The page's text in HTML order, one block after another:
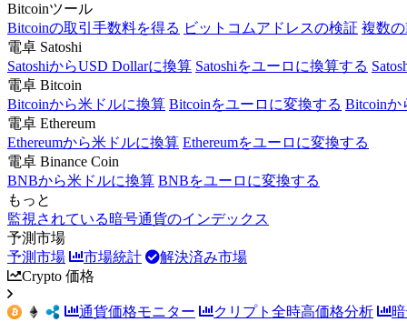
Bitcoinツール
Bitcoinの取引手数料を得る ビットコムアドレスの検証 複数
電卓 Satoshi
SatoshiからUSD Dollarに換算 Satoshiをユーロに換算する
電卓 Bitcoin
Bitcoinから米ドルに換算 Bitcoinをユーロに変換する Bitcoinか
電卓 Ethereum
Ethereumから米ドルに換算 Ethereumをユーロに変換する
電卓 Binance Coin
BNBから米ドルに換算 BNBをユーロに変換する
もっと
監視されている暗号通貨のインデックス
予測市場
予測市場
市場統計
解決済み市場
Crypto 価格
通貨価格モニター クリプト全時高価格分析